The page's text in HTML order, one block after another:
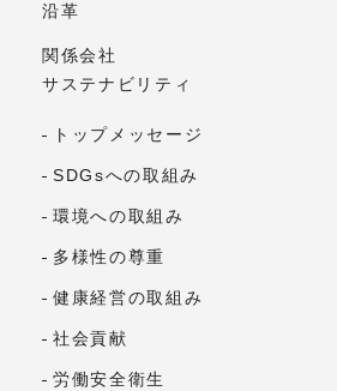
沿革
関係会社
サステナビリティ
トップメッセージ
SDGsへの取組み
環境への取組み
多様性の尊重
健康経営の取組み
社会貢献
労働安全衛生